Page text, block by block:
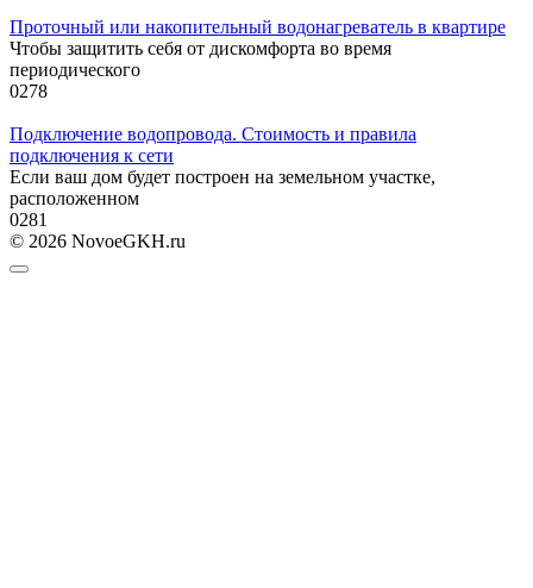
Проточный или накопительный водонагреватель в квартире
Чтобы защитить себя от дискомфорта во время
периодического
0278
Подключение водопровода. Стоимость и правила
подключения к сети
Если ваш дом будет построен на земельном участке,
расположенном
0281
© 2026 NovoeGKH.ru